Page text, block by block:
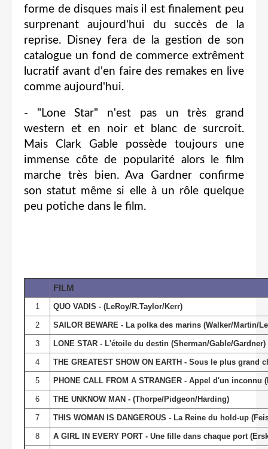
forme de disques mais il est finalement peu
surprenant aujourd'hui du succès de la
reprise. Disney fera de la gestion de son
catalogue un fond de commerce extrêment
lucratif avant d'en faire des remakes en live
comme aujourd'hui.
- "Lone Star" n'est pas un très grand
western et en noir et blanc de surcroit.
Mais Clark Gable possède toujours une
immense côte de popularité alors le film
marche très bien. Ava Gardner confirme
son statut même si elle à un rôle quelque
peu potiche dans le film.
FILM
1 QUO VADIS - (LeRoy/R.Taylor/Kerr)
2 SAILOR BEWARE - La polka des marins (Walker/Martin/
3 LONE STAR - L'étoile du destin (Sherman/Gable/Gardner)
4 THE GREATEST SHOW ON EARTH - Sous le plus grand
5 PHONE CALL FROM A STRANGER - Appel d'un inconnu
6 THE UNKNOW MAN - (Thorpe/Pidgeon/Harding)
7 THIS WOMAN IS DANGEROUS - La Reine du hold-up
8 A GIRL IN EVERY PORT - Une fille dans chaque port